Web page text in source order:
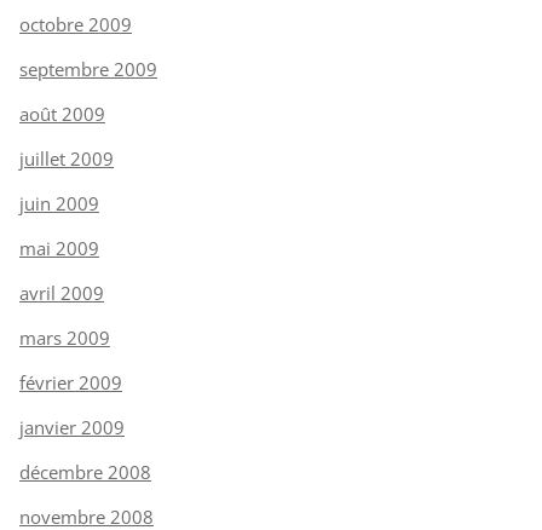
octobre 2009
septembre 2009
août 2009
juillet 2009
juin 2009
mai 2009
avril 2009
mars 2009
février 2009
janvier 2009
décembre 2008
novembre 2008